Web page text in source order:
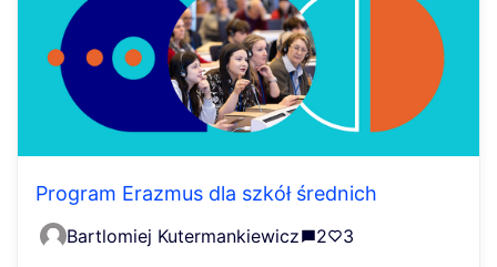
Program Erazmus dla szkół średnich
Bartlomiej Kutermankiewicz 2 3